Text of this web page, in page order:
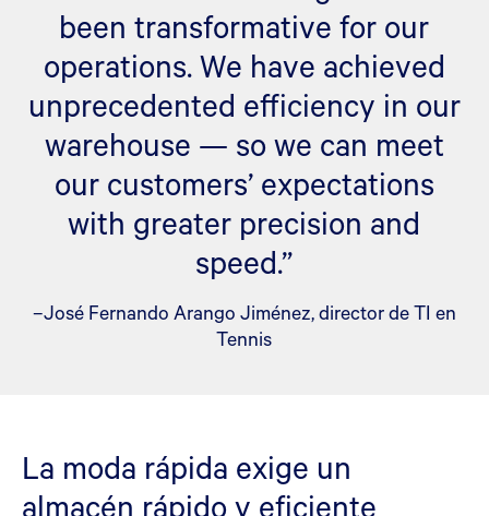
been transformative for our
operations. We have achieved
unprecedented efficiency in our
warehouse — so we can meet
our customers’ expectations
with greater precision and
speed.”
–José Fernando Arango Jiménez, director de TI en
Tennis
La moda rápida exige un
almacén rápido y eficiente